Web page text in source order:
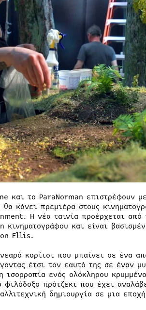
και το ParaNorman επιστρέφουν
κάνει πρεμιέρα στους
Η νέα ταινία προέρχεται από
και είναι
Ellis.
κορίτσι που μπαίνει σε ένα
έτσι τον εαυτό της σε έναν
ισορροπία ενός ολόκληρου
πρότζεκτ που έχει
δημιουργία σε μια